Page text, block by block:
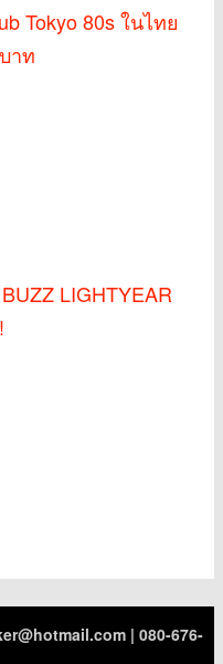
Tokyo 80s ในไทย
าท
LIGHTYEAR
| 080-676-